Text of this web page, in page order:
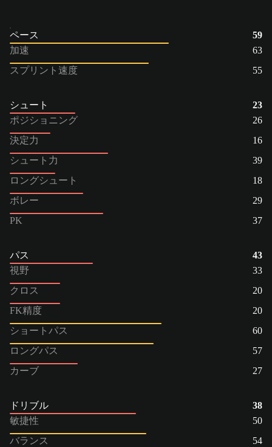
ペース
59
加速
63
スプリント速度
55
シュート
23
ポジショニング
26
決定力
16
シュート力
39
ロングシュート
18
ボレー
29
PK
37
パス
43
視野
33
クロス
20
FK精度
20
ショートパス
60
ロングパス
57
カーブ
27
ドリブル
38
敏捷性
50
バランス
54